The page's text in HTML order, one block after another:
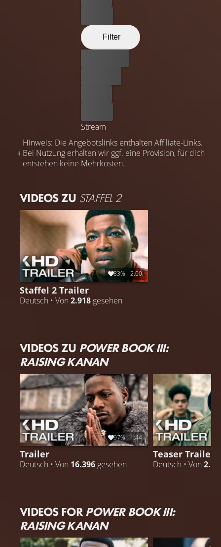
Filter
Stream
Hinweis: Die Angebotslinks enthalten Affiliate-Links.
Bei Nutzung erhalten wir ggf. eine Provision, für dich
entstehen keine Mehrkosten.
VIDEOS ZU STAFFEL 2
83% 2:00
Staffel 2 Trailer
Deutsch • Von 2.918 gesehen
VIDEOS ZU POWER BOOK III:
RAISING KANAN
97% 1:44
Trailer
Deutsch • Von 16.396 gesehen
Teaser Trailer
Deutsch • Von
VIDEOS FORPOWER BOOK III:
RAISING KANAN